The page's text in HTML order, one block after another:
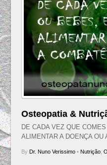
Osteopatia &
DE CADA VEZ QUE
ALIMENTAR A DOENÇA OU
By Dr. Nuno Verissimo• Nutrição,